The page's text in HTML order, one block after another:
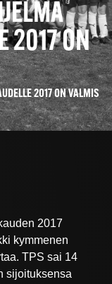
2017 ON
2017 ON VALMIS
2017
kymmenen
TPS sai 14
sijoituksensa